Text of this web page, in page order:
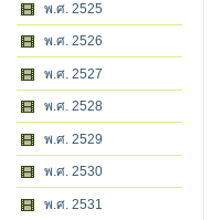
พ.ศ. 2525
พ.ศ. 2526
พ.ศ. 2527
พ.ศ. 2528
พ.ศ. 2529
พ.ศ. 2530
พ.ศ. 2531